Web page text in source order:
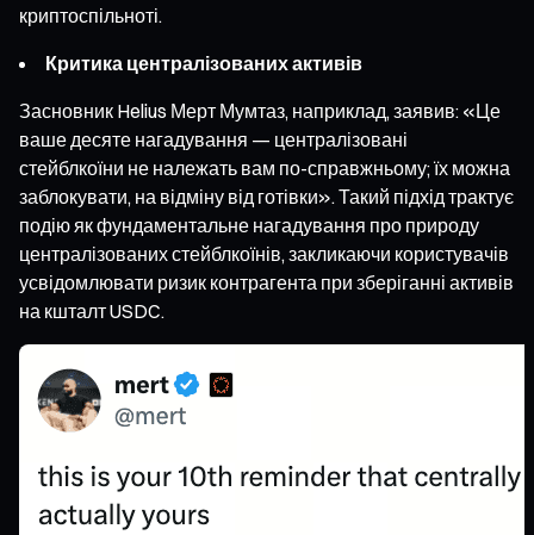
криптоспільноті.
Критика централізованих активів
Засновник Helius Мерт Мумтаз, наприклад, заявив: «Це
ваше десяте нагадування — централізовані
стейблкоїни не належать вам по-справжньому; їх можна
заблокувати, на відміну від готівки». Такий підхід трактує
подію як фундаментальне нагадування про природу
централізованих стейблкоїнів, закликаючи користувачів
усвідомлювати ризик контрагента при зберіганні активів
на кшталт USDC.